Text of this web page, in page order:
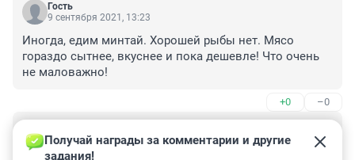
Гость
9 сентября 2021, 13:23
Иногда, едим минтай. Хорошей рыбы нет. Мясо
гораздо сытнее, вкуснее и пока дешевле! Что очень
не маловажно!
+0 –0
9 сентября 2021, 07:38
Получай награды за комментарии и другие
задания!